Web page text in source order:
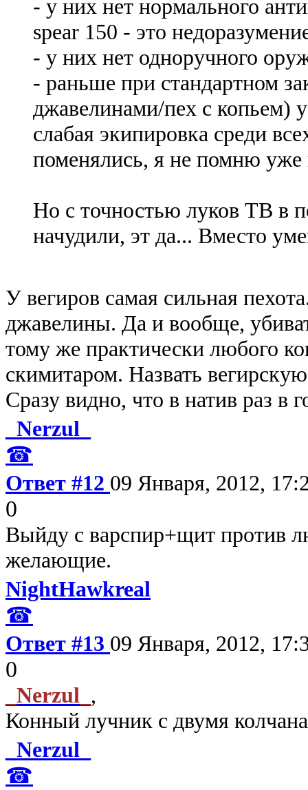
- у них нет нормального
spear 150 - это
- у них нет одноручного
- раньше при стандартном
джавелинами/пех с копьем)
слабая экипировка среди
поменялись, я не помню уже
Но с точностью луков ТВ в
начудили, эт да... Вместо
У вегиров самая сильная
джавелины. Да и вообще,
тому же практически любого
скимитаром. Назвать
Сразу видно, что в натив раз в
_Nerzul_
☎
Ответ #12 09 Января, 2012,
0
Выйду с варспир+щит против
желающие.
NightHawkreal
☎
Ответ #13 09 Января, 2012,
0
_Nerzul_ ,
Конный лучник с двумя
_Nerzul_
☎